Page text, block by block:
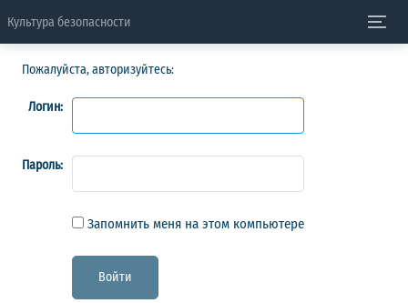
Культура безопасности
Пожалуйста, авторизуйтесь:
Логин:
Пароль:
Запомнить меня на этом компьютере